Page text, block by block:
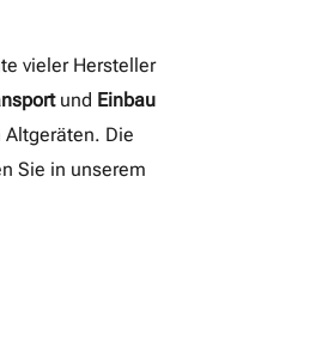
vieler Hersteller
und Einbau
Die
Sie in unserem